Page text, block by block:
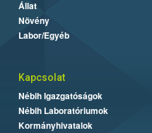
Állat
Növény
Labor/Egyéb
Kapcsolat
Nébih Igazgatóságok
Nébih Laboratóriumok
Kormányhivatalok